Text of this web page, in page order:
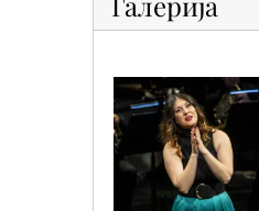
sif_2216